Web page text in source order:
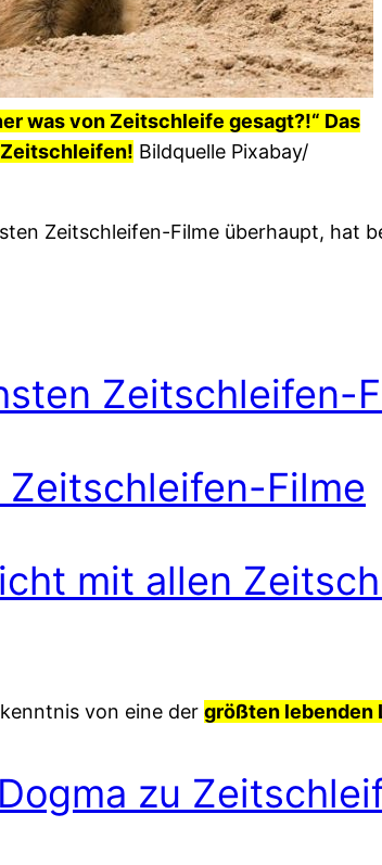
was von Zeitschleife gesagt?!“ Das
Bildquelle Pixabay/
Zeitschleifen-Filme überhaupt, hat
Zeitschleifen-
Filme
mit allen
von eine der größten lebenden
zu